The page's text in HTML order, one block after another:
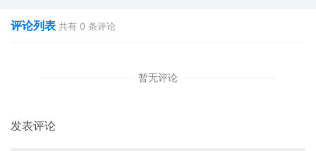
图案，哪怕趣味设计，也会被判定危害公共安全；
族歧视内容，不仅违规，还可能封账号。
物流渠道受限的产品
评论列表 共有 0 条评论
暂无评论
发表评论